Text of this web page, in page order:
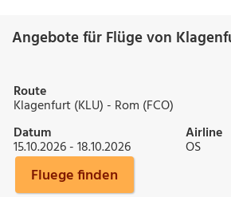
Angebote für Flüge von
Route
Klagenfurt (KLU) - Rom (FCO)
Datum
15.10.2026 - 18.10.2026
Airline
OS
Fluege finden